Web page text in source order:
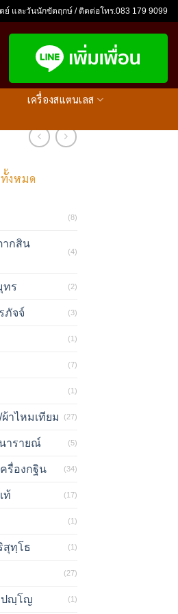
ย์ และวันนักขัตฤกษ์ / ติดต่อโทร.083 179 9099
เครื่องสแตนเลส
งหมด
(8)
ากสิน
(4)
ทร (2)
ภัจจ์ (3)
(1)
(7)
(1)
าไหมเทียม (27)
ารายณ์ (5)
รื่องกฐิน (34)
ท้ (17)
(1)
สุทฺโธ (1)
(27)
ปญฺโญ (1)